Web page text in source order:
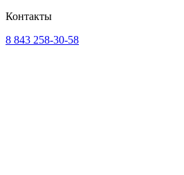
Контакты
8 843 258-30-58